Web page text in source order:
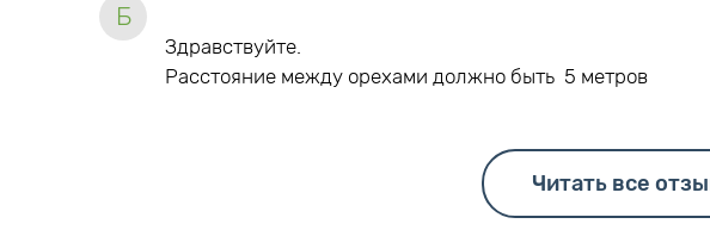
Б
Здравствуйте.
Расстояние между орехами должно быть 5 метров
Читать все